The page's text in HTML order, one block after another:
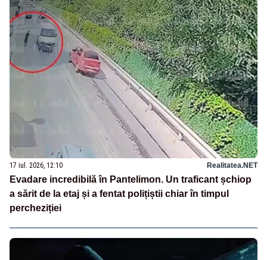
17 iul. 2026, 12:10 Realitatea.NET
Evadare incredibilă în Pantelimon. Un traficant șchiop
a sărit de la etaj și a fentat polițiștii chiar în timpul
percheziției